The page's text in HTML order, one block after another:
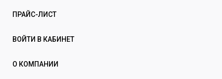
ПРАЙС-ЛИСТ
ВОЙТИ В КАБИНЕТ
О КОМПАНИИ